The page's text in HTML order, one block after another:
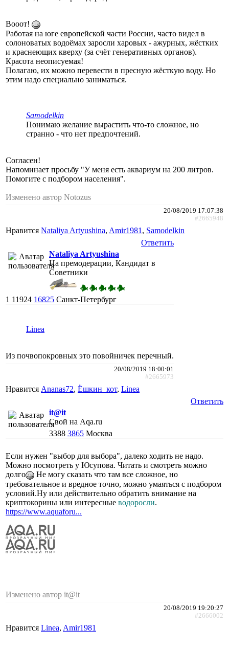
Вооот!
Работая на юге европейской части России, часто видел в
солоноватых водоёмах заросли харовых - ажурных, жёстких
и краснеющих кверху (за счёт генеративных органов).
Красота неописуемая!
Полагаю, их можно перевести в пресную жёсткую воду. Но
этим надо специально заниматься.
Samodelkin
Понимаю желание вырастить что-то сложное, но
странно - что нет предпочтений.
Согласен!
Напоминает просьбу "У меня есть аквариум на 200 литров.
Помогите с подбором населения".
Изменено автор Notozus
20/08/2019 17:07:38
#2665948
Нравится Nataliya Artyushina, Amir1981 , Samodelkin
Ответить
Nataliya Artyushina
На премодерации, Кандидат в
Советники
1 11924 16825 Санкт-Петербург
Linea
Из почвопокровных это повойничек перечный.
20/08/2019 18:00:01
#2665973
Нравится Ananas72, Ёшкин_кот, Linea
Ответить
it@it
Свой на Aqa.ru
3388 3865 Москва
Если нужен "выбор для выбора", далеко ходить не надо.
Можно посмотреть у Юсупова. Читать и смотреть можно
долго
Не могу сказать что там все сложное, но
требовательное и вредное точно, можно умаяться с подбором
условий.Ну или действительно обратить внимание на
криптокорины или интересные водоросли.
https://www.aquaforu...
Изменено автор it@it
20/08/2019 19:20:27
#2666002
Нравится Linea, Amir1981